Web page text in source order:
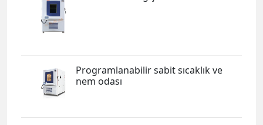
Programlanabilir sabit sıcaklık ve
nem odası